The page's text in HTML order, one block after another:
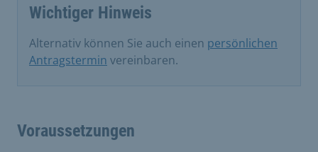
Wichtiger Hinweis
Alternativ können Sie auch einen persönlichen
Antragstermin vereinbaren.
Voraussetzungen